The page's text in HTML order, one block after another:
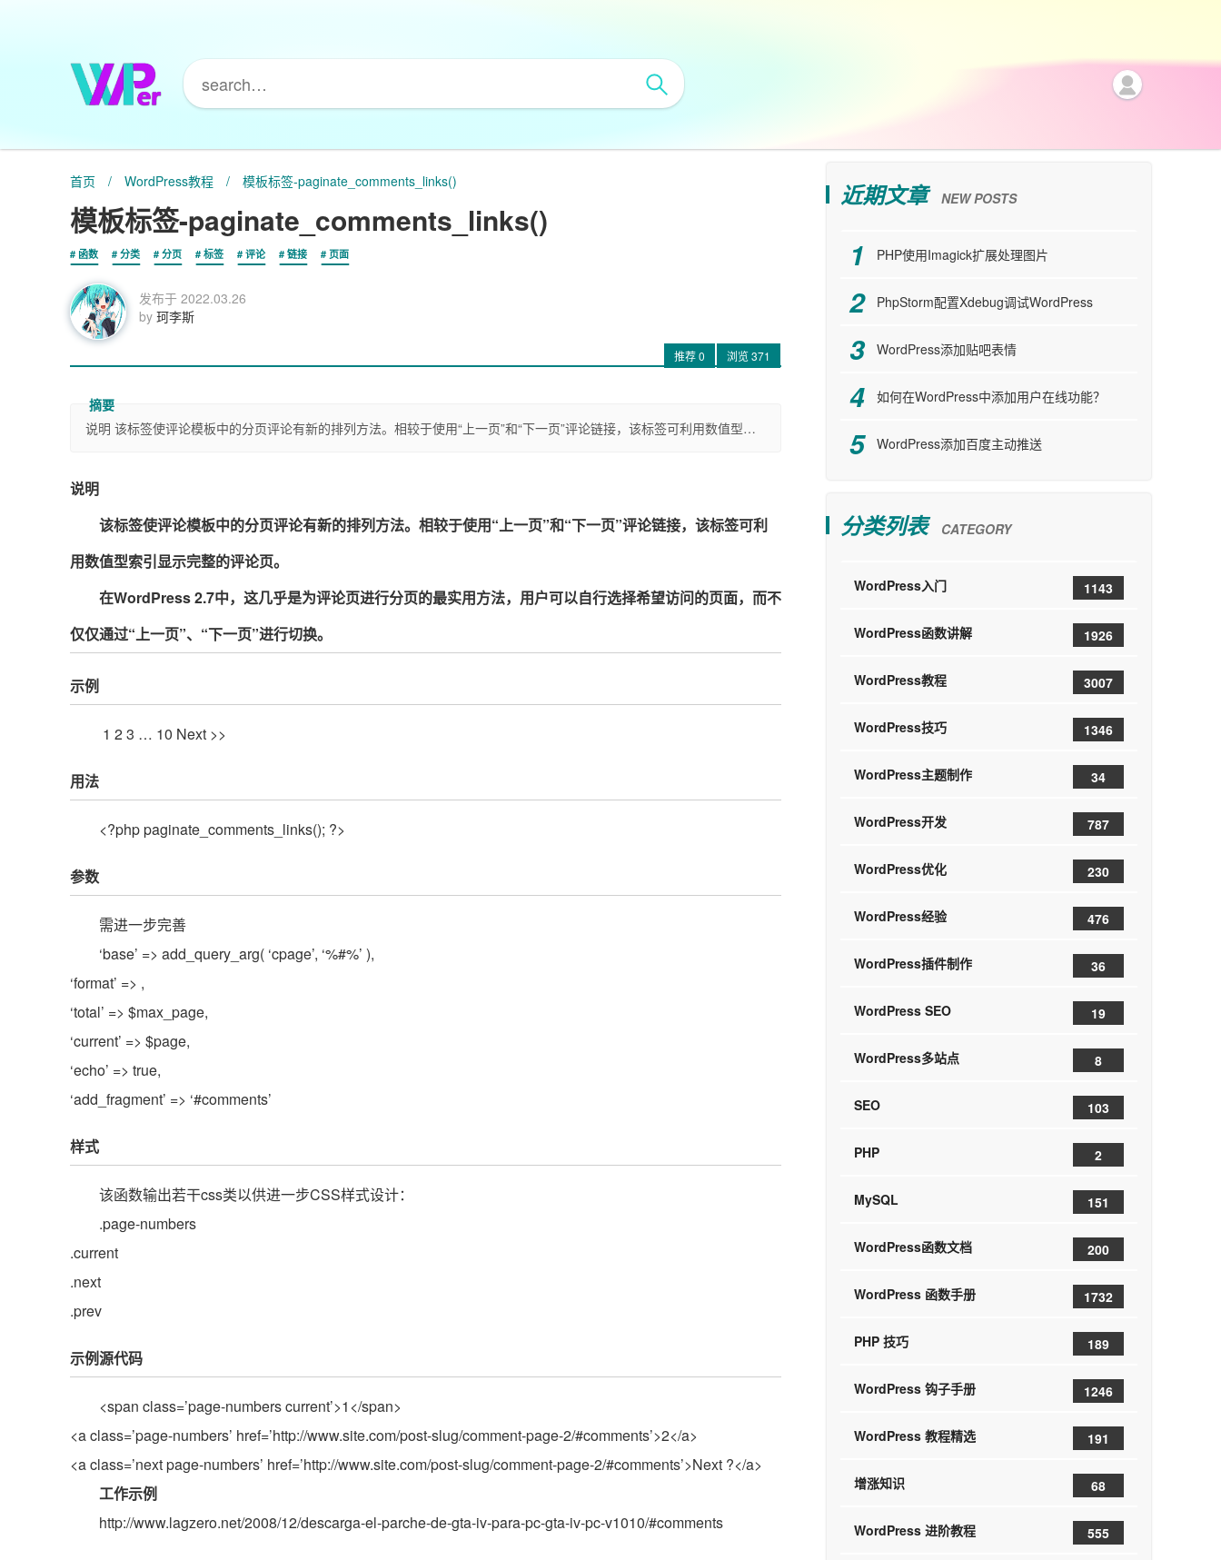
首页 / WordPress教程 / 模板标签-paginate_comments_links()
模板标签-paginate_comments_links()
函数 分类 分页 标签 评论 链接 页面
发布于 2022.03.26
by 珂李斯
推荐0 浏览371
说明 该标签使评论模板中的分页评论有新的排列方法。相较于使用“上一页”和“下一页”评论链接，该标签可利用数值型…
说明
该标签使评论模板中的分页评论有新的排列方法。相较于使用“上一页”和“下一页”评论链接，该标签可利
用数值型索引显示完整的评论页。
在WordPress 2.7中，这几乎是为评论页进行分页的最实用方法，用户可以自行选择希望访问的页面，而不
仅仅通过“上一页”、“下一页”进行切换。
示例
1 2 3 … 10 Next >>
用法
<?php paginate_comments_links(); ?>
参数
需进一步完善
‘base’ => add_query_arg( ‘cpage’, ‘%#%’ ),
‘format’ => ,
‘total’ => $max_page,
‘current’ => $page,
‘echo’ => true,
‘add_fragment’ => ‘#comments’
样式
该函数输出若干css类以供进一步CSS样式设计：
.page-numbers
.current
.next
.prev
示例源代码
<span class=’page-numbers current’>1</span>
<a class=’page-numbers’ href=’http://www.site.com/post-slug/comment-page-2/#comments’>2</a>
<a class=’next page-numbers’ href=’http://www.site.com/post-slug/comment-page-2/#comments’>Next ?</a>
工作示例
http://www.lagzero.net/2008/12/descarga-el-parche-de-gta-iv-para-pc-gta-iv-pc-v1010/#comments
近期文章 NEW POSTS
PHP使用Imagick扩展处理图片
PhpStorm配置Xdebug调试WordPress
WordPress添加贴吧表情
如何在WordPress中添加用户在线功能？
WordPress添加百度主动推送
分类列表 CATEGORY
WordPress入门 1143
WordPress函数讲解 1926
WordPress教程 3007
WordPress技巧 1346
WordPress主题制作 34
WordPress开发 787
WordPress优化 230
WordPress经验 476
WordPress插件制作 36
WordPress SEO 19
WordPress多站点 8
SEO 103
PHP 2
MySQL 151
WordPress函数文档 200
WordPress 函数手册 1732
PHP 技巧 189
WordPress 钩子手册 1246
WordPress 教程精选 191
增涨知识 68
WordPress 进阶教程 555